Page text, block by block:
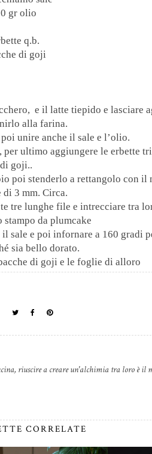
gr olio
q.b.
di goji
e il latte tiepido e lasciare
alla farina.
unire anche il sale e l’olio.
ultimo aggiungere le erbette
di goji..
poi stenderlo a rettangolo con il
di 3 mm. Circa.
tre lunghe file e intrecciare tra
stampo da plumcake
sale e poi infornare a 160 gradi
sia bello dorato.
di goji e le foglie di alloro
riuscire a creare un'alchimia tra loro è il
CORRELATE